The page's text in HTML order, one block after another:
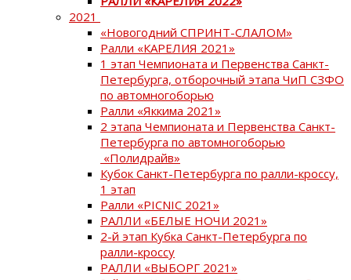
2021
«Новогодний СПРИНТ-СЛАЛОМ»
Ралли «КАРЕЛИЯ 2021»
1 этап Чемпионата и Первенства Санкт-
Петербурга, отборочный этапа ЧиП СЗФО
по автомногоборью
Ралли «Яккима 2021»
2 этапа Чемпионата и Первенства Санкт-
Петербурга по автомногоборью
«Полидрайв»
Кубок Санкт-Петербурга по ралли-кроссу,
1 этап
Ралли «PICNIC 2021»
РАЛЛИ «БЕЛЫЕ НОЧИ 2021»
2-й этап Кубка Санкт-Петербурга по
ралли-кроссу
РАЛЛИ «ВЫБОРГ 2021»